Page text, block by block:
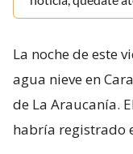
La noche de este
agua nieve en
de La Araucanía.
habría registrado